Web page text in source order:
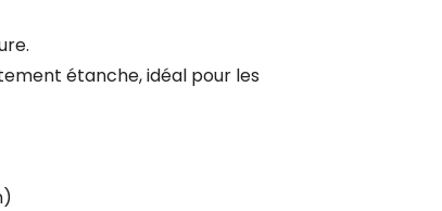
étanche, idéal pour les